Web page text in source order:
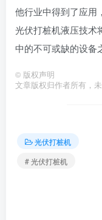
他行业中得到了应用
光伏打桩机液压技术
中的不可或缺的设备
© 版权声明
文章版权归作者所有，未
光伏打桩机
# 光伏打桩机